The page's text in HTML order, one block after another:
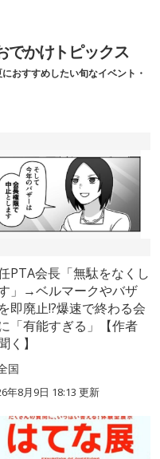
でかけトピックス
おすすめしたい旬なイベント・
PTA会長「無駄をなくし
」→ベルマークやバザ
即廃止!?爆速で終わる会
「有能すぎる」【作者
く】
国
年8月9日 18:13 更新